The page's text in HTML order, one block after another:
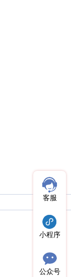
客服
小程序
公众号